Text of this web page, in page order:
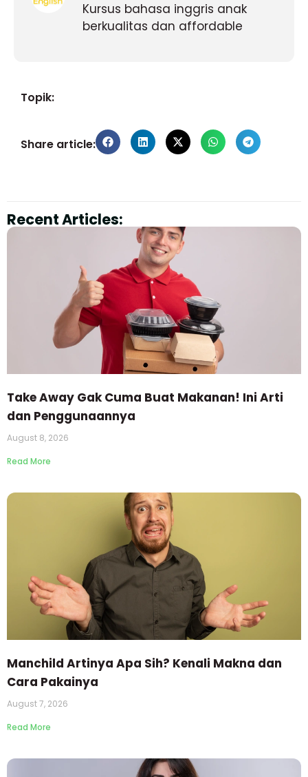
Kursus bahasa inggris anak
berkualitas dan affordable
Topik:
Share article:
Recent Articles:
Take Away Gak Cuma Buat Makanan! Ini Arti
dan Penggunaannya
August 8, 2026
Read More
Manchild Artinya Apa Sih? Kenali Makna dan
Cara Pakainya
August 7, 2026
Read More